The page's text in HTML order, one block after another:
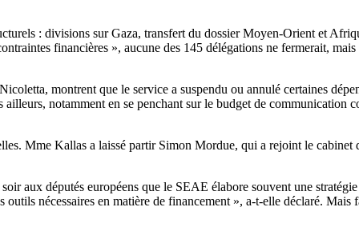
: divisions sur Gaza, transfert du dossier Moyen-Orient et
financières », aucune des 145 délégations ne fermerait,
montrent que le service a suspendu ou annulé certaines
notamment en se penchant sur le budget de
Mme Kallas a laissé partir Simon Mordue, qui a rejoint le
aux députés européens que le SEAE élabore souvent une
nécessaires en matière de financement », a-t-elle déclaré.